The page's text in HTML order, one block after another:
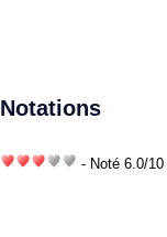
Notations
- Noté 6.0/10